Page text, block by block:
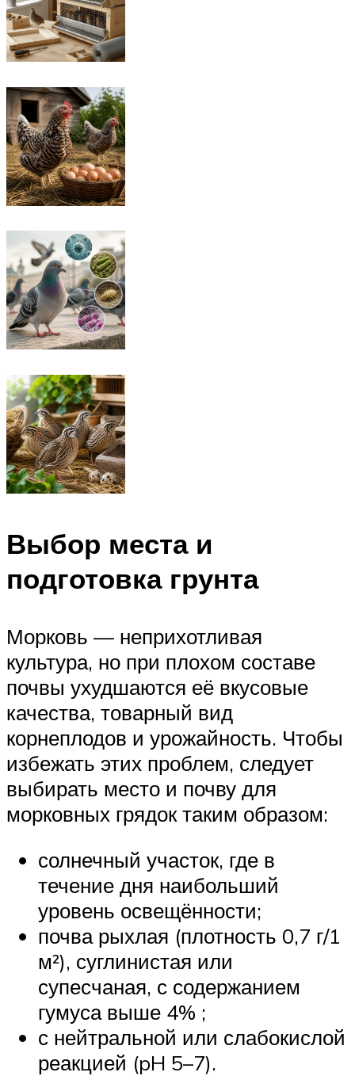
Выбор места и
подготовка грунта
Морковь — неприхотливая
культура, но при плохом составе
почвы ухудшаются её вкусовые
качества, товарный вид
корнеплодов и урожайность. Чтобы
избежать этих проблем, следует
выбирать место и почву для
морковных грядок таким образом:
солнечный участок, где в
течение дня наибольший
уровень освещённости;
почва рыхлая (плотность 0,7 г/1
м²), суглинистая или
супесчаная, с содержанием
гумуса выше 4% ;
с нейтральной или слабокислой
реакцией (pH 5–7).